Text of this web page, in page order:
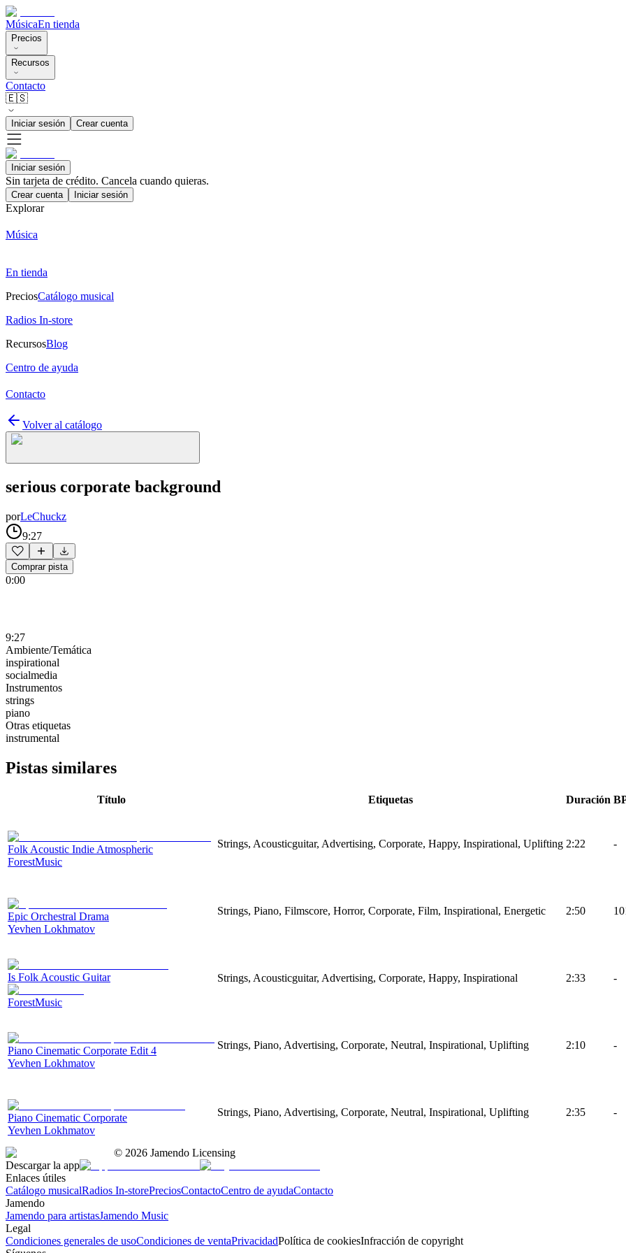
MúsicaEn tienda
Precios
Recursos
Contacto
🇪🇸
Iniciar sesión Crear cuenta
Iniciar sesión
Sin tarjeta de crédito. Cancela cuando quieras.
Crear cuenta Iniciar sesión
Explorar
Música
En tienda
PreciosCatálogo musical
Radios In-store
RecursosBlog
Centro de ayuda
Contacto
Volver al catálogo
serious corporate background
porLeChuckz
9:27
Comprar pista
0:00
9:27
Ambiente/Temática
inspirational
socialmedia
Instrumentos
strings
piano
Otras etiquetas
instrumental
Pistas similares
Título Etiquetas Duración
Folk Acoustic Indie Atmospheric
ForestMusic
Strings, Acousticguitar, Advertising, Corporate, Happy, Inspirational, Uplifting 2:22 -
Epic Orchestral Drama
Yevhen Lokhmatov
Strings, Piano, Filmscore, Horror, Corporate, Film, Inspirational, Energetic 2:50
Is Folk Acoustic Guitar
ForestMusic
Strings, Acousticguitar, Advertising, Corporate, Happy, Inspirational 2:33 -
Piano Cinematic Corporate Edit 4
Yevhen Lokhmatov
Strings, Piano, Advertising, Corporate, Neutral, Inspirational, Uplifting 2:10 -
Piano Cinematic Corporate
Yevhen Lokhmatov
Strings, Piano, Advertising, Corporate, Neutral, Inspirational, Uplifting 2:35 -
© 2026 Jamendo Licensing
Descargar la app
Enlaces útiles
Catálogo musicalRadios In-storePreciosContactoCentro de ayudaContacto
Jamendo
Jamendo para artistasJamendo Music
Legal
Condiciones generales de usoCondiciones de ventaPrivacidadPolítica de cookiesInfracción de copyright